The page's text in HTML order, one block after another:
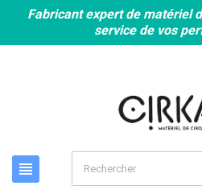
Fabricant expert de matériel
service de vos
view_headline